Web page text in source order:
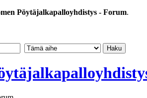
Pöytäjalkapalloyhdistys - Forum.